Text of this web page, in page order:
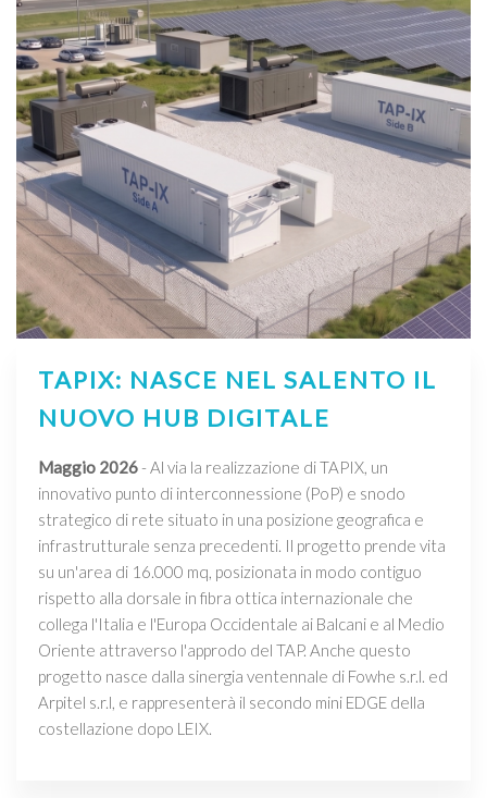
TAPIX: NASCE NEL SALENTO IL
NUOVO HUB DIGITALE
Maggio 2026- Al via la realizzazione di TAPIX, un
innovativo punto di interconnessione (PoP) e snodo
strategico di rete situato in una posizione geografica e
infrastrutturale senza precedenti. Il progetto prende vita
su un'area di 16.000 mq, posizionata in modo contiguo
rispetto alla dorsale in fibra ottica internazionale che
collega l'Italia e l'Europa Occidentale ai Balcani e al Medio
Oriente attraverso l'approdo del TAP. Anche questo
progetto nasce dalla sinergia ventennale di Fowhe s.r.l. ed
Arpitel s.r.l, e rappresenterà il secondo mini EDGE della
costellazione dopo LEIX.